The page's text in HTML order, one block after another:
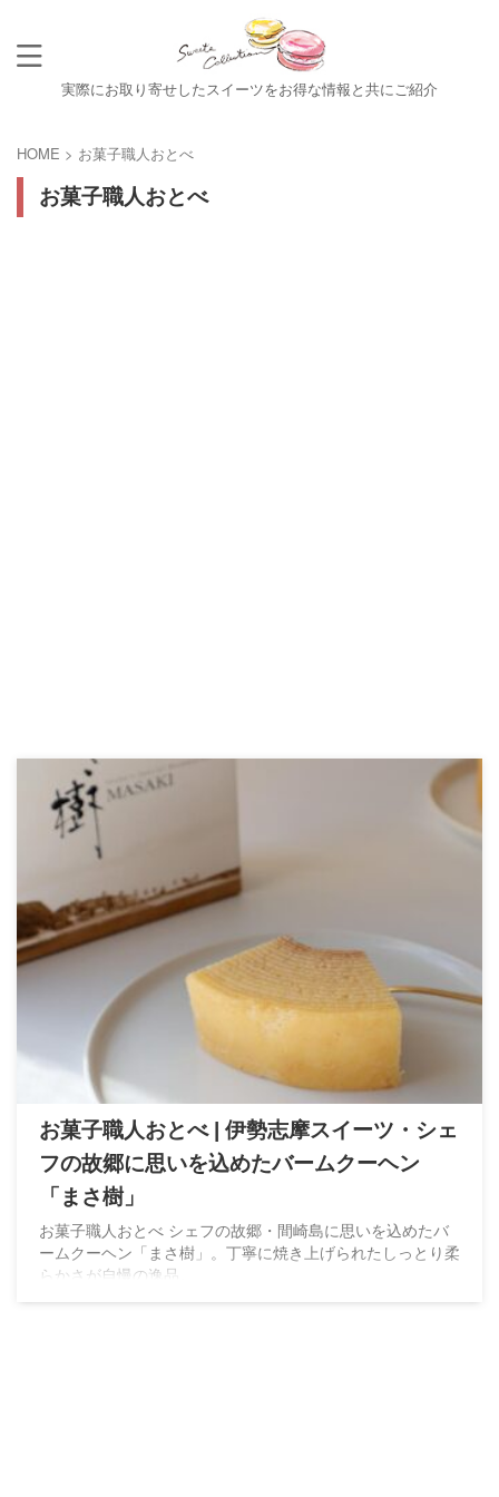
実際にお取り寄せしたスイーツをお得な情報と共にご紹介
HOME > お菓子職人おとべ
お菓子職人おとべ
お菓子職人おとべ | 伊勢志摩スイーツ・シェ
フの故郷に思いを込めたバームクーヘン
「まさ樹」
お菓子職人おとべ シェフの故郷・間崎島に思いを込めたバ
ームクーヘン「まさ樹」。丁寧に焼き上げられたしっとり柔
らかさが自慢の逸品。